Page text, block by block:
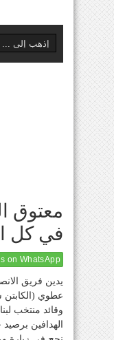
معتوق
في كل
on WhatsApp
يدين فريق
عطوي (الكابتن
وقائد منتخب
الهدافين